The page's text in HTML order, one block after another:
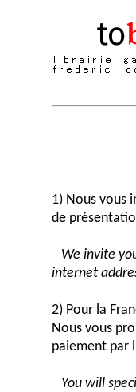
1) Nous vous
de
We invite
internet
2) Pour la
Nous vous
paiement par
You will